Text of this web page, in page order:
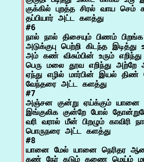
குக்கில் புறத்த சிரல் வாய
தப்பியார் அட்ட களத்து
#6
நால் நால் திசையும் பிணம்
அடுக்குபு பெற்றி கிடந்த இடித்து
அம் கண் விசும்பின் உரும்
பெரு மலை தூவ எறிந்து
ஏந்து எழில் மார்பின் இயல் திண்
வேந்தரை அட்ட களத்து
#7
அஞ்சன குன்று ஏய்க்கும் யானை
இங்குலிக குன்றே போல்
வரி வரால் மீன் பிறழும் காவிரி
பொருநரை அட்ட களத்து
#8
யானை மேல் யானை நெரிதர
கண் நேர் கடும் கணை மெய்ம்